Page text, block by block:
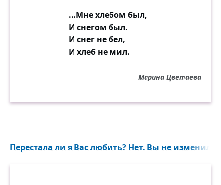
...Мне хлебом был,
И снегом был.
И снег не бел,
И хлеб не мил.
Марина Цветаева
Перестала ли я Вас любить? Нет. Вы не